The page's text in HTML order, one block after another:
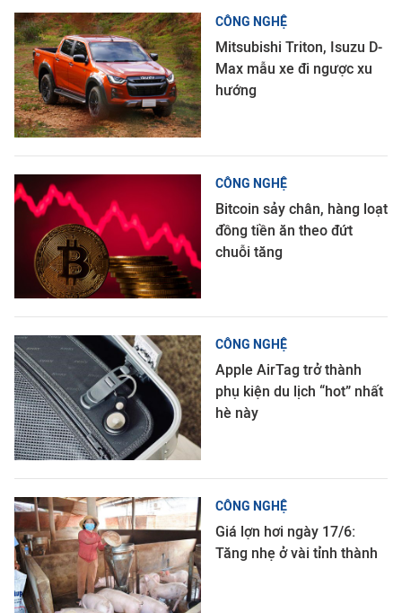
CÔNG NGHỆ
Mitsubishi Triton, Isuzu D-
Max mẫu xe đi ngược xu
hướng
CÔNG NGHỆ
Bitcoin sảy chân, hàng loạt
đồng tiền ăn theo đứt
chuỗi tăng
CÔNG NGHỆ
Apple AirTag trở thành
phụ kiện du lịch “hot” nhất
hè này
CÔNG NGHỆ
Giá lợn hơi ngày 17/6:
Tăng nhẹ ở vài tỉnh thành